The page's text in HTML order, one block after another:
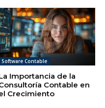
Software Contable
Importancia de la
Contable en
Crecimiento